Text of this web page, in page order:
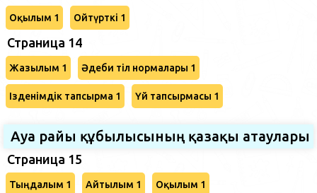
Оқылым 1 Ойтүрткі 1
Страница 14
Жазылым 1 Әдеби тіл нормалары 1
Ізденімдік тапсырма 1 Үй тапсырмасы 1
Ауа райы құбылысының қазақы атаулары
Страница 15
Тыңдалым 1 Айтылым 1 Оқылым 1